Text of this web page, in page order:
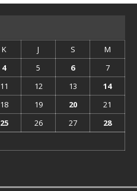
K J S
M
4 5 6
7
11 12 13
14
18 19 20
21
25 26 27
28